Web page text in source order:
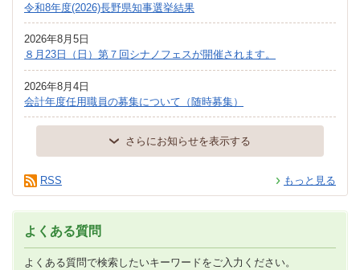
令和8年度(2026)長野県知事選挙結果
2026年8月5日
８月23日（日）第７回シナノフェスが開催されます。
2026年8月4日
会計年度任用職員の募集について（随時募集）
さらにお知らせを表示する
もっと見る
RSS
よくある質問
よくある質問で検索したいキーワードをご入力ください。